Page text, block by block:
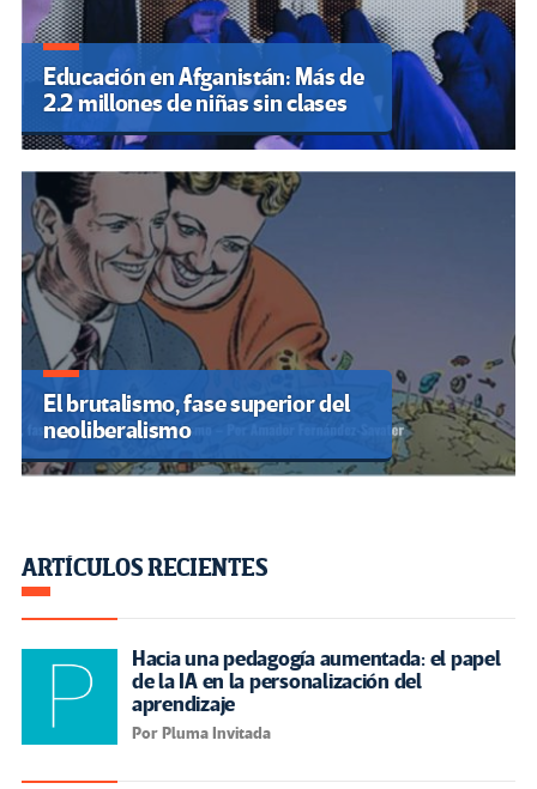
Educación en Afganistán: Más de
2.2 millones de niñas sin clases
El brutalismo, fase superior del
neoliberalismo
ARTÍCULOS RECIENTES
Hacia una pedagogía aumentada: el papel
de la IA en la personalización del
aprendizaje
Por Pluma Invitada